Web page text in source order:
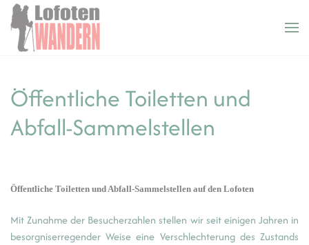
Zum Hauptinhalt springen
Öffentliche Toiletten und
Abfall-Sammelstellen
Öffentliche Toiletten und Abfall-Sammelstellen auf den Lofoten
Mit Zunahme der Besucherzahlen stellen wir seit einigen Jahren in
besorgniserregender Weise eine Verschlechterung des Zustands
Cookie-Einstellungen